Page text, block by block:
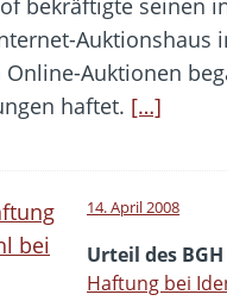
Auktionshaus
Auktionen
haftet. […]
14. April 2008
Urteil des BGH
Haftung bei